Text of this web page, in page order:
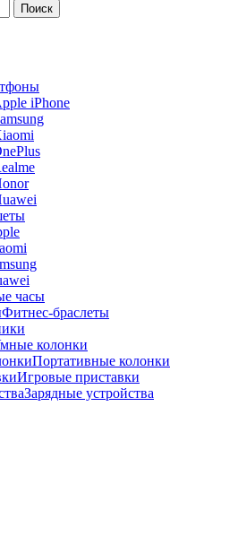
Поиск
iPhone
часы
Фитнес-браслеты
колонки
Портативные колонки
Игровые приставки
Зарядные устройства